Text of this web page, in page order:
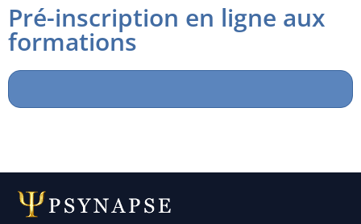
Pré-inscription en ligne aux
formations